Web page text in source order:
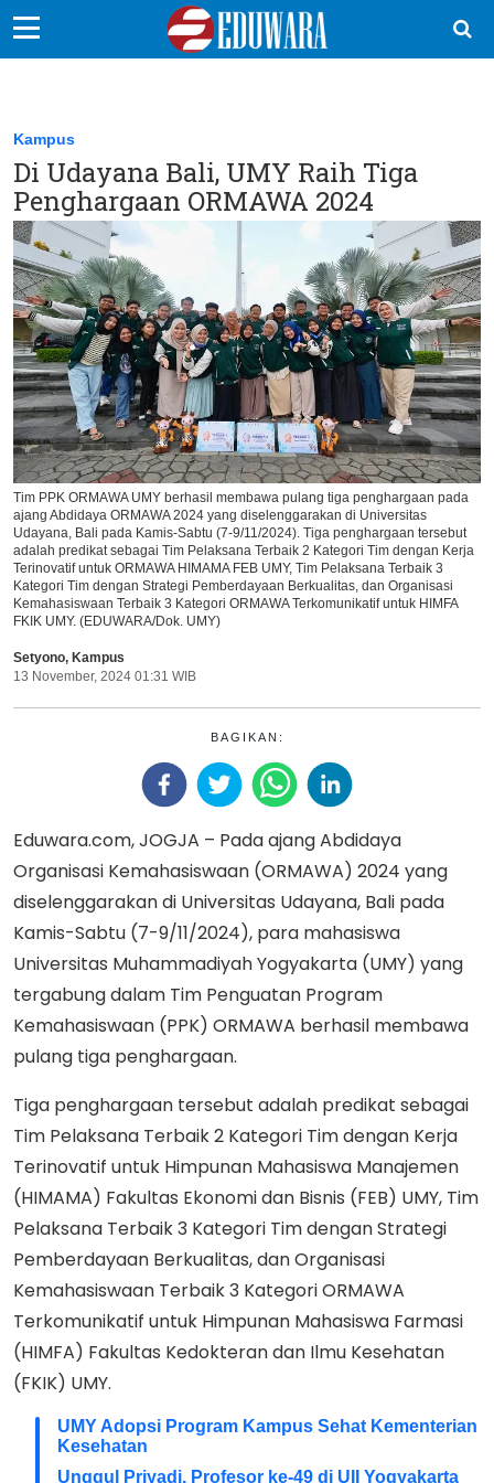
Sekolah Kita
Vokasi
Kampus
Idea
Sains
EduDana
Ikuti Kami di:
Kampus
Di Udayana Bali, UMY Raih Tiga
Penghargaan ORMAWA 2024
Tim PPK ORMAWA UMY berhasil membawa pulang tiga penghargaan pada
ajang Abdidaya ORMAWA 2024 yang diselenggarakan di Universitas
Udayana, Bali pada Kamis-Sabtu (7-9/11/2024). Tiga penghargaan tersebut
adalah predikat sebagai Tim Pelaksana Terbaik 2 Kategori Tim dengan Kerja
Terinovatif untuk ORMAWA HIMAMA FEB UMY, Tim Pelaksana Terbaik 3
Kategori Tim dengan Strategi Pemberdayaan Berkualitas, dan Organisasi
Kemahasiswaan Terbaik 3 Kategori ORMAWA Terkomunikatif untuk HIMFA
FKIK UMY. (EDUWARA/Dok. UMY)
Setyono, Kampus
13 November, 2024 01:31 WIB
BAGIKAN:
Eduwara.com, JOGJA – Pada ajang Abdidaya
Organisasi Kemahasiswaan (ORMAWA) 2024 yang
diselenggarakan di Universitas Udayana, Bali pada
Kamis-Sabtu (7-9/11/2024), para mahasiswa
Universitas Muhammadiyah Yogyakarta (UMY) yang
tergabung dalam Tim Penguatan Program
Kemahasiswaan (PPK) ORMAWA berhasil membawa
pulang tiga penghargaan.
Tiga penghargaan tersebut adalah predikat sebagai
Tim Pelaksana Terbaik 2 Kategori Tim dengan Kerja
Terinovatif untuk Himpunan Mahasiswa Manajemen
(HIMAMA) Fakultas Ekonomi dan Bisnis (FEB) UMY, Tim
Pelaksana Terbaik 3 Kategori Tim dengan Strategi
Pemberdayaan Berkualitas, dan Organisasi
Kemahasiswaan Terbaik 3 Kategori ORMAWA
Terkomunikatif untuk Himpunan Mahasiswa Farmasi
(HIMFA) Fakultas Kedokteran dan Ilmu Kesehatan
(FKIK) UMY.
UMY Adopsi Program Kampus Sehat Kementerian
Kesehatan
Unggul Priyadi, Profesor ke-49 di UII Yogyakarta